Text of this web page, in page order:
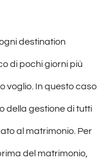
destination
di pochi giorni più
voglio. In questo caso
della gestione di tutti
al matrimonio. Per
del matrimonio,